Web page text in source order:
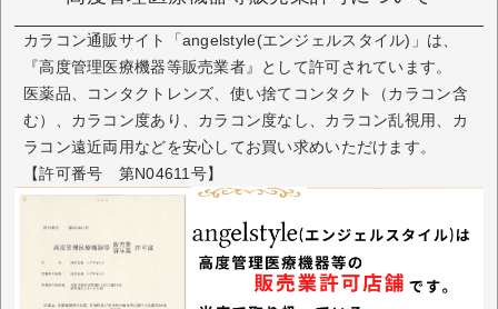
カラコン通販サイト「angelstyle(エンジェルスタイル)」は、
『高度管理医療機器等販売業者』として許可されています。
医薬品、コンタクトレンズ、使い捨てコンタクト（カラコン含
む）、カラコン度あり、カラコン度なし、カラコン乱視用、カ
ラコン遠近両用などを安心してお買い求めいただけます。
【許可番号 第N04611号】